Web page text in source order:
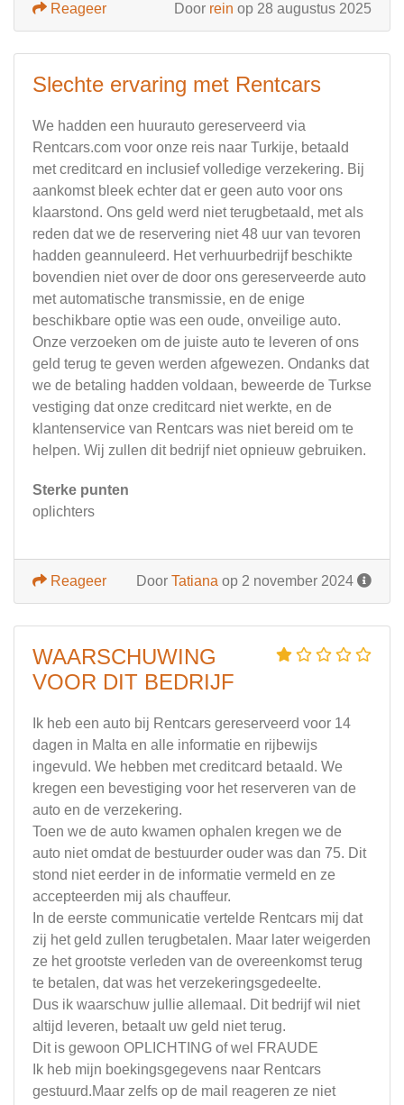
Door rein op 28 augustus 2025
Reageer
Slechte ervaring met Rentcars
We hadden een huurauto gereserveerd via
Rentcars.com voor onze reis naar Turkije, betaald
met creditcard en inclusief volledige verzekering. Bij
aankomst bleek echter dat er geen auto voor ons
klaarstond. Ons geld werd niet terugbetaald, met als
reden dat we de reservering niet 48 uur van tevoren
hadden geannuleerd. Het verhuurbedrijf beschikte
bovendien niet over de door ons gereserveerde auto
met automatische transmissie, en de enige
beschikbare optie was een oude, onveilige auto.
Onze verzoeken om de juiste auto te leveren of ons
geld terug te geven werden afgewezen. Ondanks dat
we de betaling hadden voldaan, beweerde de Turkse
vestiging dat onze creditcard niet werkte, en de
klantenservice van Rentcars was niet bereid om te
helpen. Wij zullen dit bedrijf niet opnieuw gebruiken.
Sterke punten
oplichters
Door Tatiana op 2 november 2024
Reageer
WAARSCHUWING
VOOR DIT BEDRIJF
Ik heb een auto bij Rentcars gereserveerd voor 14
dagen in Malta en alle informatie en rijbewijs
ingevuld. We hebben met creditcard betaald. We
kregen een bevestiging voor het reserveren van de
auto en de verzekering.
Toen we de auto kwamen ophalen kregen we de
auto niet omdat de bestuurder ouder was dan 75. Dit
stond niet eerder in de informatie vermeld en ze
accepteerden mij als chauffeur.
In de eerste communicatie vertelde Rentcars mij dat
zij het geld zullen terugbetalen. Maar later weigerden
ze het grootste verleden van de overeenkomst terug
te betalen, dat was het verzekeringsgedeelte.
Dus ik waarschuw jullie allemaal. Dit bedrijf wil niet
altijd leveren, betaalt uw geld niet terug.
Dit is gewoon OPLICHTING of wel FRAUDE
Ik heb mijn boekingsgegevens naar Rentcars
gestuurd.Maar zelfs op de mail reageren ze niet